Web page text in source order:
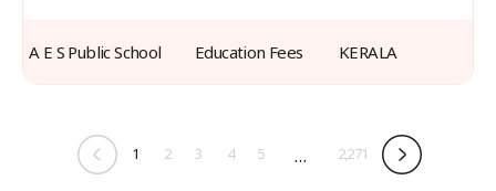
A E S Public School Education Fees KERALA
1 2 3 4 5 … 2,271